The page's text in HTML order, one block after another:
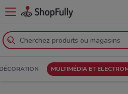
MULTIMÉDIA ET